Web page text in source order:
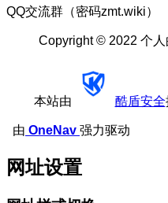
QQ交流群（密码zmt.wiki）
Copyright © 2022 个人
本站由 酷盾安全
由 OneNav 强力驱动
网址设置